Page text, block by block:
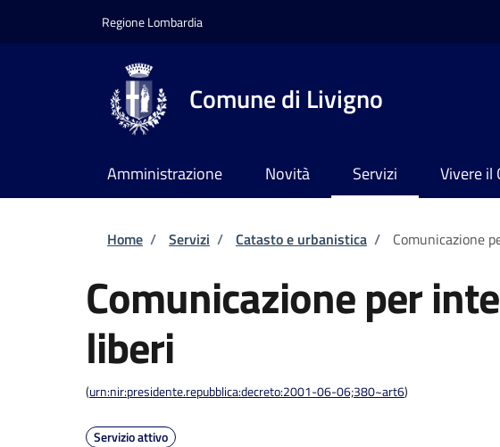
Regione Lombardia
Comune di Livigno
Amministrazione Novità Servizi Vivere il
Briciole di pane
Home / Servizi / Catasto e urbanistica / Comunicazione
Comunicazione per
liberi
(urn:nir:presidente.repubblica:decreto:2001-06-06;380~art6)
Servizio attivo